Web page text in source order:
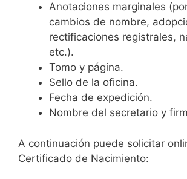
Anotaciones marginales
cambios de nombre,
rectificaciones registrales,
etc.).
Tomo y página.
Sello de la oficina.
Fecha de expedición.
Nombre del secretario y
A continuación puede solicitar
Certificado de Nacimiento: